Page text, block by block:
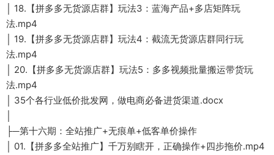
│ 18.【拼多多无货源店群】玩法3：蓝海产品+多店矩阵玩
法.mp4
│ 19.【拼多多无货源店群】玩法4：截流无货源店群同行玩
法.mp4
│ 20.【拼多多无货源店群】玩法5：多多视频批量搬运带货玩
法.mp4
│ 35个各行业低价批发网，做电商必备进货渠道.docx
├─第十六期：全站推广+无痕单+低客单价操作
│ 01.【拼多多全站推广】千万别瞎开，正确操作+四步拖价.mp4